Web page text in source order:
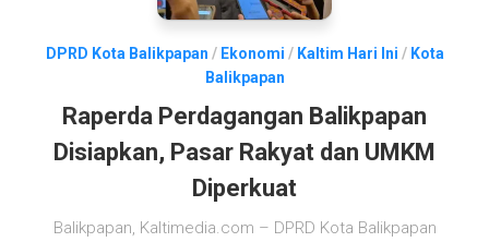
DPRD Kota Balikpapan / Ekonomi / Kaltim Hari Ini / Kota
Balikpapan
Raperda Perdagangan Balikpapan
Disiapkan, Pasar Rakyat dan UMKM
Diperkuat
Balikpapan, Kaltimedia.com – DPRD Kota Balikpapan